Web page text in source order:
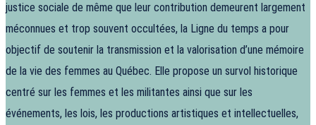
justice sociale de même que leur contribution demeurent largement
méconnues et trop souvent occultées, la Ligne du temps a pour
objectif de soutenir la transmission et la valorisation d’une mémoire
de la vie des femmes au Québec. Elle propose un survol historique
centré sur les femmes et les militantes ainsi que sur les
événements, les lois, les productions artistiques et intellectuelles,